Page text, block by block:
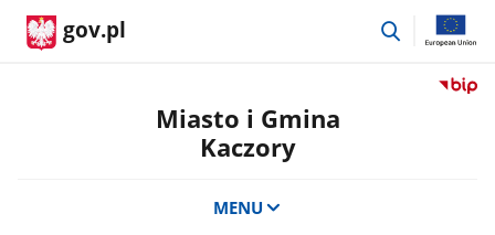
gov.pl
przejdź
Przejdź
Miasto i Gmina
Kaczory
MENU